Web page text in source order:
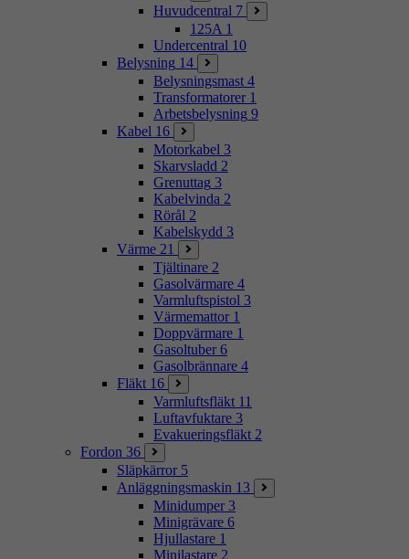
Huvudcentral 7
125A 1
Undercentral 10
Belysning 14
Belysningsmast 4
Transformatorer 1
Arbetsbelysning 9
Kabel 16
Motorkabel 3
Skarvsladd 2
Grenuttag 3
Kabelvinda 2
Rörål 2
Kabelskydd 3
Värme 21
Tjältinare 2
Gasolvärmare 4
Varmluftspistol 3
Värmemattor 1
Doppvärmare 1
Gasoltuber 6
Gasolbrännare 4
Fläkt 16
Varmluftsfläkt 11
Luftavfuktare 3
Evakueringsfläkt 2
Fordon 36
Släpkärror 5
Anläggningsmaskin 13
Minidumper 3
Minigrävare 6
Hjullastare 1
Minilastare 2